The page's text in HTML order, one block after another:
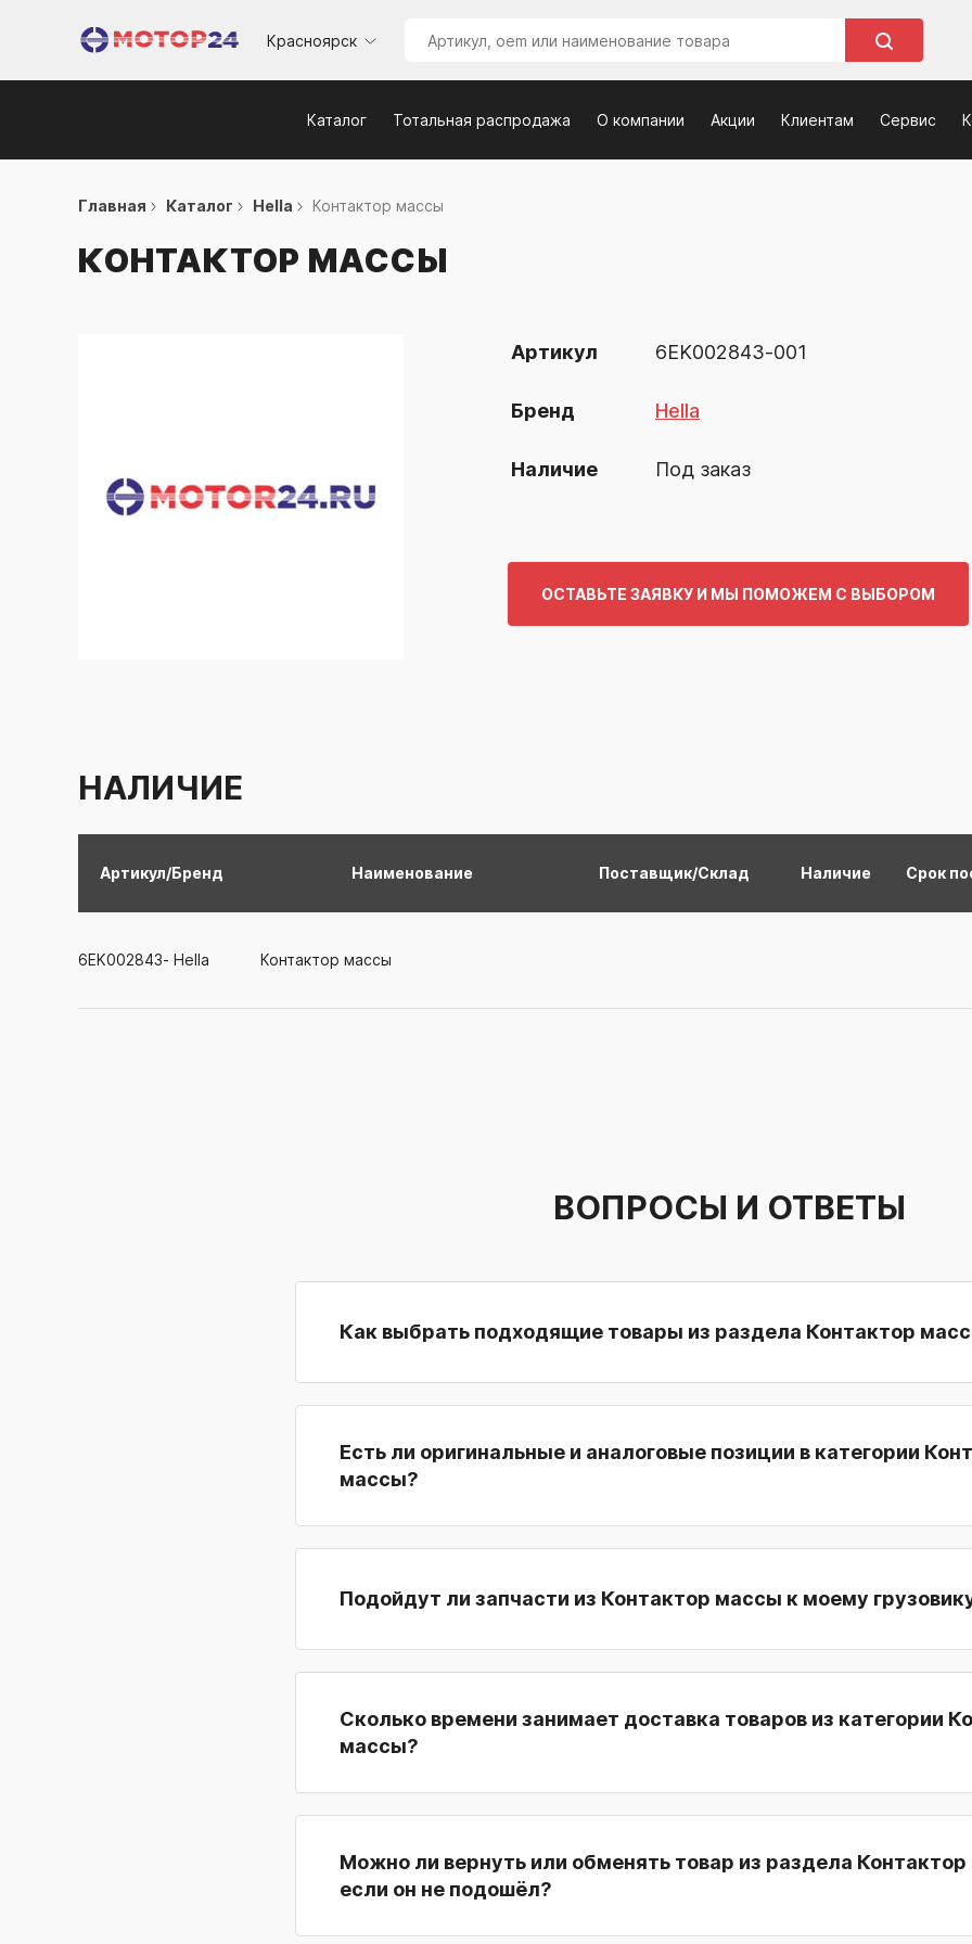
Красноярск
Каталог Тотальная распродажа О компании Акции Клиентам Сервис
Главная Каталог Hella Контактор массы
КОНТАКТОР МАССЫ
Артикул 6EK002843-001
Бренд Hella
Наличие Под заказ
ОСТАВЬТЕ ЗАЯВКУ И МЫ ПОМОЖЕМ С ВЫБОРОМ
НАЛИЧИЕ
Артикул/Бренд Наименование Поставщик/Склад Наличие Срок
6EK002843- Hella Контактор массы
ВОПРОСЫ И ОТВЕТЫ
Как выбрать подходящие товары из раздела Контактор
Есть ли оригинальные и аналоговые позиции в категории
массы?
Подойдут ли запчасти из Контактор массы к моему
Сколько времени занимает доставка товаров из категории
массы?
Можно ли вернуть или обменять товар из раздела
если он не подошёл?